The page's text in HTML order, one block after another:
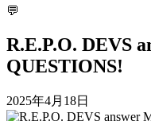
💬
R.E.P.O. DEVS
QUESTIONS!
2025年4月18日